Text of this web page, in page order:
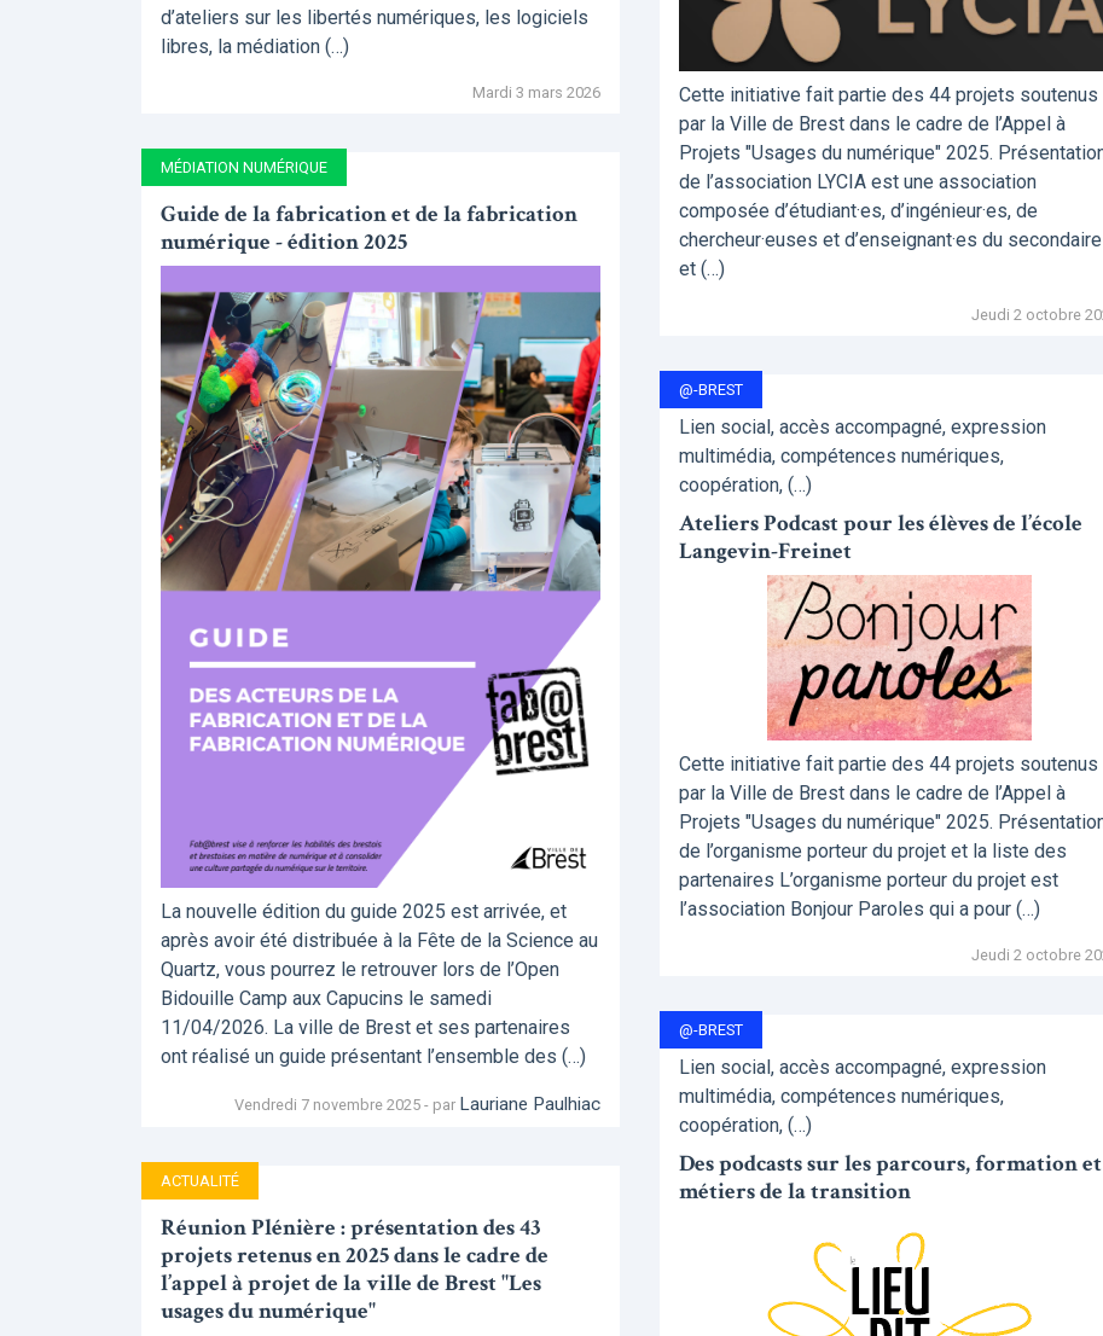
d’ateliers sur les libertés numériques, les logiciels
libres, la médiation (…)
Mardi 3 mars 2026
MÉDIATION NUMÉRIQUE
Guide de la fabrication et de la fabrication
numérique - édition 2025
La nouvelle édition du guide 2025 est arrivée, et
après avoir été distribuée à la Fête de la Science au
Quartz, vous pourrez le retrouver lors de l’Open
Bidouille Camp aux Capucins le samedi
11/04/2026. La ville de Brest et ses partenaires
ont réalisé un guide présentant l’ensemble des (…)
Vendredi 7 novembre 2025 - par Lauriane Paulhiac
ACTUALITÉ
Réunion Plénière : présentation des 43
projets retenus en 2025 dans le cadre de
l’appel à projet de la ville de Brest "Les
usages du numérique"
Cette initiative fait partie des 44 projets soutenus
par la Ville de Brest dans le cadre de l’Appel à
Projets "Usages du numérique" 2025.
de l’association LYCIA est une association
composée d’étudiant·es, d’ingénieur·es, de
chercheur·euses et d’enseignant·es du secondaire
et (…)
Jeudi 2 octobre
@-BREST
Lien social, accès accompagné, expression
multimédia, compétences numériques,
coopération, (…)
Ateliers Podcast pour les élèves de l’école
Langevin-Freinet
Cette initiative fait partie des 44 projets soutenus
par la Ville de Brest dans le cadre de l’Appel à
Projets "Usages du numérique" 2025.
de l’organisme porteur du projet et la liste des
partenaires L’organisme porteur du projet est
l’association Bonjour Paroles qui a pour (…)
Jeudi 2 octobre
@-BREST
Lien social, accès accompagné, expression
multimédia, compétences numériques,
coopération, (…)
Des podcasts sur les parcours, formation et
métiers de la transition